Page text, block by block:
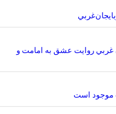
غربي روايت عشق به امامت و
موجود است